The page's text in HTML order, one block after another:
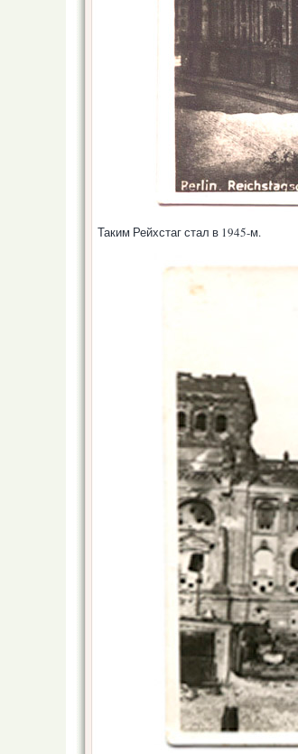
Таким Рейхстаг стал в 1945-м.